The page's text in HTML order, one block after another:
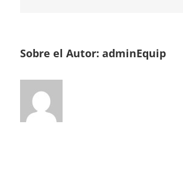
Sobre el Autor: adminEquip